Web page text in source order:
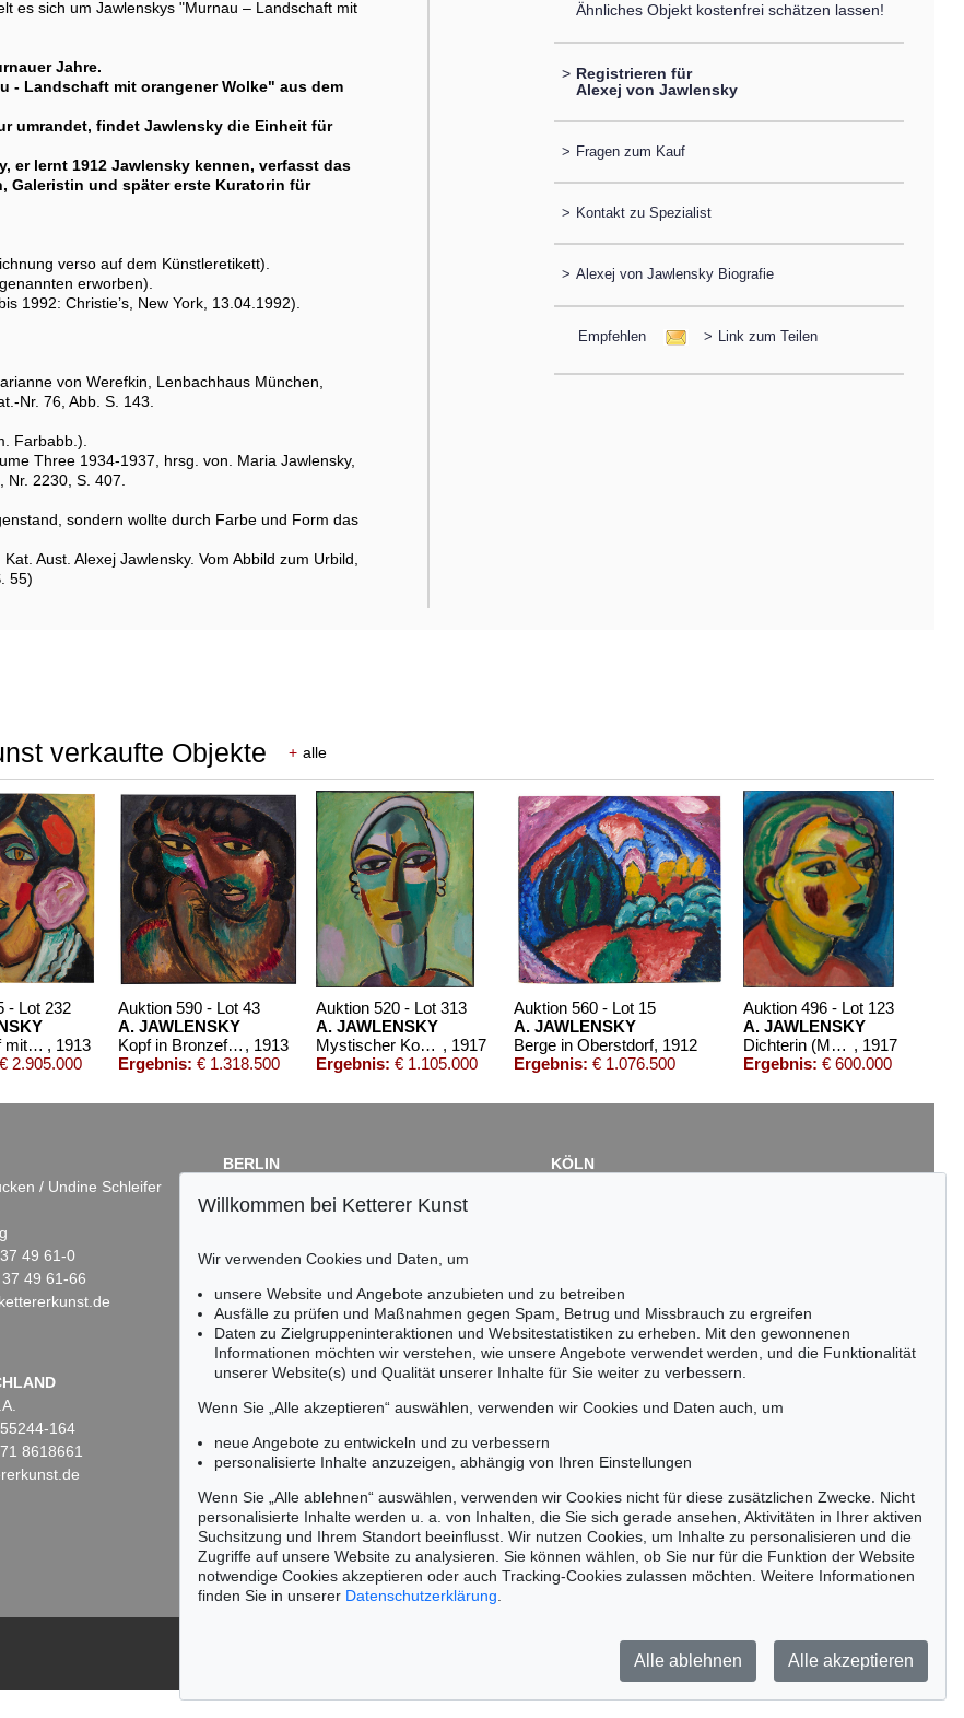
es sich um Jawlenskys "Murnau – Landschaft mit
Jahre.
- Landschaft mit orangener Wolke" aus dem
umrandet, findet Jawlensky die Einheit für
er lernt 1912 Jawlensky kennen, verfasst das
Galeristin und später erste Kuratorin für
verso auf dem Künstleretikett).
erworben).
1992: Christie’s, New York, 13.04.1992).
von Werefkin, Lenbachhaus München,
Nr. 76, Abb. S. 143.
Farbabb.).
Three 1934-1937, hrsg. von. Maria Jawlensky,
2230, S. 407.
sondern wollte durch Farbe und Form das
Aust. Alexej Jawlensky. Vom Abbild zum Urbild,
55)
Ähnliches Objekt kostenfrei schätzen lassen!
> Registrieren für
Alexej von Jawlensky
> Fragen zum Kauf
> Kontakt zu Spezialist
> Alexej von Jawlensky Biografie
Empfehlen > Link zum Teilen
verkaufte Objekte + alle
- Lot 232
Frauenkopf mit Blumen im Haar , 1913
€ 2.905.000
Auktion 590 - Lot 43
A. JAWLENSKY
Kopf in Bronzefarben – Bildnis Sacharoff , 1913
Ergebnis: € 1.318.500
Auktion 520 - Lot 313
A. JAWLENSKY
Mystischer Kopf: Galka Fatum - Fate , 1917
Ergebnis: € 1.105.000
Auktion 560 - Lot 15
A. JAWLENSKY
Berge in Oberstdorf, 1912
Ergebnis: € 1.076.500
Auktion 496 - Lot 123
A. JAWLENSKY
Dichterin (Mystischer Kopf) , 1917
Ergebnis: € 600.000
424 - Lot 214
, 1908
Auktion 432 - Lot 324
ALEXEJ VON JAWLENSKY
Sonnenuntergang, Borkum
, 1928
Ergebnis:€ 400.000
Auktion 606 - Lot 1
A. JAWLENSKY
, 1931
Ergebnis:€ 374.100
/ Undine Schleifer
49 61-0
49 61-66
BERLIN
Fasanenstr. 70
Tel.: +49 (0)30 88 67 53-63
infoberlin@kettererkunst.de
KÖLN
164
8618661
Keine Auktion mehr verpassen!
Wir informieren Sie rechtzeitig.
Jetzt zum Newsletter anmelden >
Datenschutz
Impressum
Barrierefreiheit
Willkommen bei Ketterer Kunst
Wir verwenden Cookies und Daten, um
unsere Website und Angebote anzubieten und zu betreiben
Ausfälle zu prüfen und Maßnahmen gegen Spam, Betrug und Missbrauch zu ergreifen
Daten zu Zielgruppeninteraktionen und Websitestatistiken zu erheben. Mit den gewonnenen
Informationen möchten wir verstehen, wie unsere Angebote verwendet werden, und die Funktionalität
unserer Website(s) und Qualität unserer Inhalte für Sie weiter zu verbessern.
Wenn Sie „Alle akzeptieren“ auswählen, verwenden wir Cookies und Daten auch, um
neue Angebote zu entwickeln und zu verbessern
personalisierte Inhalte anzuzeigen, abhängig von Ihren Einstellungen
Wenn Sie „Alle ablehnen“ auswählen, verwenden wir Cookies nicht für diese zusätzlichen Zwecke. Nicht
personalisierte Inhalte werden u. a. von Inhalten, die Sie sich gerade ansehen, Aktivitäten in Ihrer aktiven
Suchsitzung und Ihrem Standort beeinflusst. Wir nutzen Cookies, um Inhalte zu personalisieren und die
Zugriffe auf unsere Website zu analysieren. Sie können wählen, ob Sie nur für die Funktion der Website
notwendige Cookies akzeptieren oder auch Tracking-Cookies zulassen möchten. Weitere Informationen
finden Sie in unserer Datenschutzerklärung
Alle ablehnen Alle akzeptieren